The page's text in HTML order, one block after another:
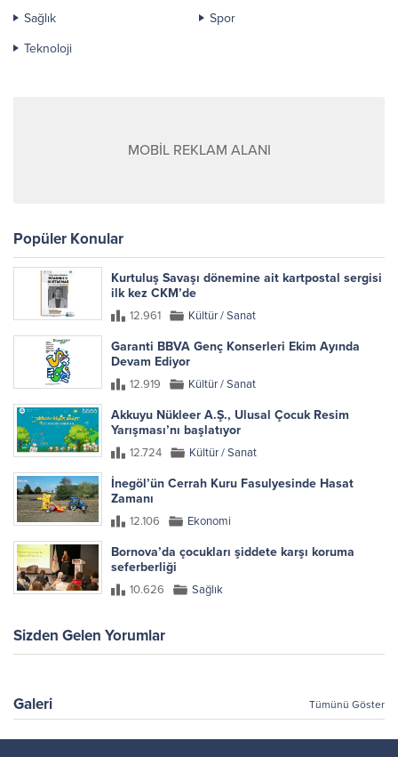
Sağlık
Spor
Teknoloji
MOBİL REKLAM ALANI
Popüler Konular
Kurtuluş Savaşı dönemine ait kartpostal sergisi
ilk kez CKM’de
12.961 Kültür / Sanat
Garanti BBVA Genç Konserleri Ekim Ayında
Devam Ediyor
12.919 Kültür / Sanat
Akkuyu Nükleer A.Ş., Ulusal Çocuk Resim
Yarışması’nı başlatıyor
12.724 Kültür / Sanat
İnegöl’ün Cerrah Kuru Fasulyesinde Hasat
Zamanı
12.106 Ekonomi
Bornova’da çocukları şiddete karşı koruma
seferberliği
10.626 Sağlık
Sizden Gelen Yorumlar
Galeri Tümünü Göster